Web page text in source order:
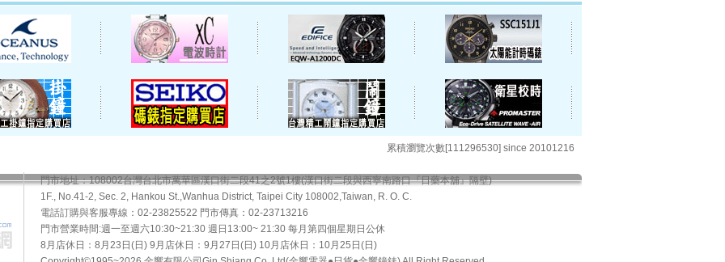
累積瀏覽次數[111296530] since 20101216
門市地址：108002台灣台北市萬華區漢口街二段41之2號1樓(漢口街二段與西寧南路口『日藥本舖』隔壁)
1F., No.41-2, Sec. 2, Hankou St.,Wanhua District, Taipei City 108002,Taiwan, R. O. C.
電話訂購與客服專線：02-23825522 門市傳真：02-23713216
門市營業時間:週一至週六10:30~21:30 週日13:00~ 21:30 每月第四個星期日公休
8月店休日：8月23日(日) 9月店休日：9月27日(日) 10月店休日：10月25日(日)